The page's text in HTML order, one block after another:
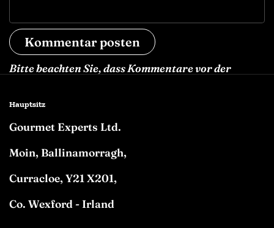
Kommentar posten
Bitte beachten Sie, dass Kommentare vor der
Hauptsitz
Gourmet Experts Ltd.
Moin, Ballinamorragh,
Curracloe, Y21 X201,
Co. Wexford - Irland